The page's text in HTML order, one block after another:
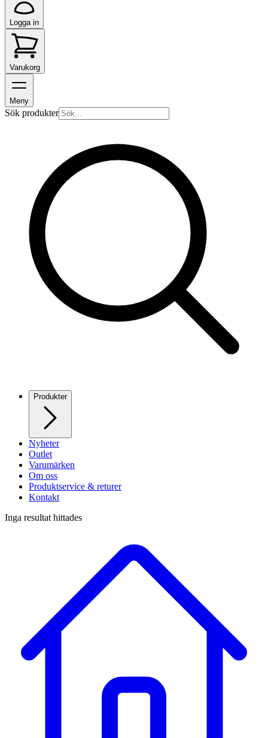
Logga in
Varukorg
Meny
Sök produkter
Produkter
Nyheter
Outlet
Varumärken
Om oss
Produktservice & returer
Kontakt
Inga resultat hittades